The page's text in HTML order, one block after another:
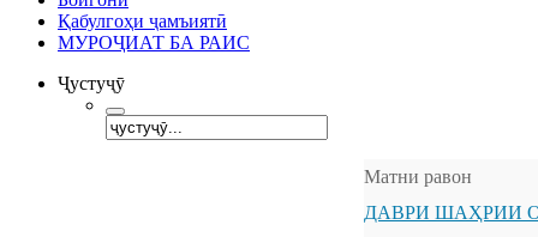
Қабулгоҳи ҷамъиятӣ
МУРОҶИАТ БА РАИС
Ҷустуҷӯ
Матни равон
ДАВРИ ШАҲРИИ